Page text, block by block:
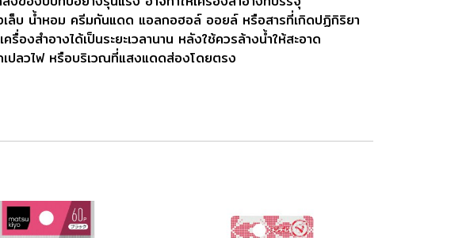
เล็บ น้ำหอม ครีมกันแดด แอลกอฮอล์ ออยล์ หรือสารที่เกิดปฏิกิริยา
องสำอางได้เป็นระยะเวลานาน หลังใช้ควรล้างน้ำให้สะอาด
เปลวไฟ หรือบริเวณที่แสงแดดส่องโดยตรง